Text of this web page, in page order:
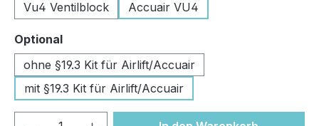
Vu4 Ventilblock
Accuair VU4
Optionalauswählen
ohne §19.3 Kit für Airlift/Accuair
mit §19.3 Kit für Airlift/Accuair